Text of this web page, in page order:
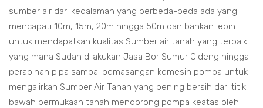
sumber air dari kedalaman yang berbeda-beda ada yang
mencapati 10m, 15m, 20m hingga 50m dan bahkan lebih
untuk mendapatkan kualitas Sumber air tanah yang terbaik
yang mana Sudah dilakukan Jasa Bor Sumur Cideng hingga
perapihan pipa sampai pemasangan kemesin pompa untuk
mengalirkan Sumber Air Tanah yang bening bersih dari titik
bawah permukaan tanah mendorong pompa keatas oleh